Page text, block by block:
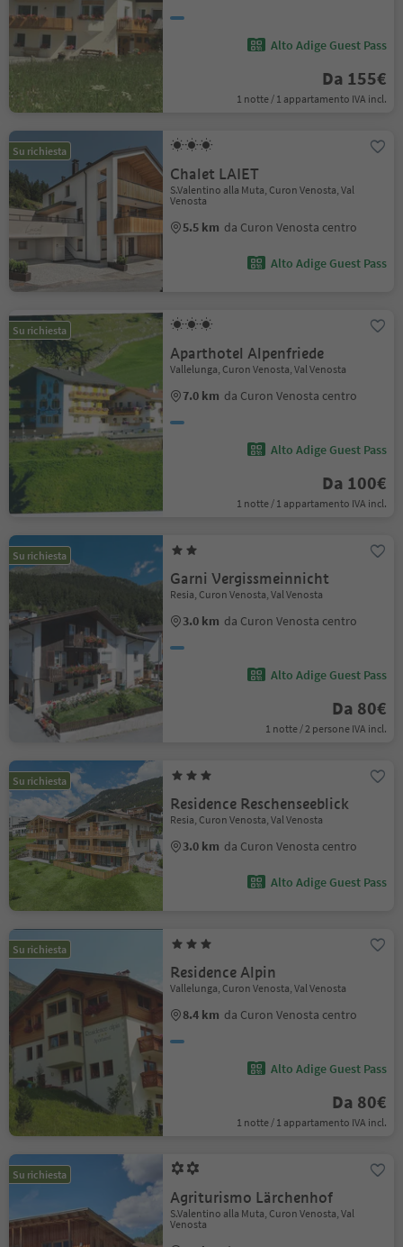
Alto Adige Guest Pass
Da 155€
1 notte / 1 appartamento IVA incl.
Su richiesta
Chalet LAIET
S.Valentino alla Muta, Curon Venosta, Val
Venosta
5.5 km da Curon Venosta centro
Alto Adige Guest Pass
Su richiesta
Aparthotel Alpenfriede
Vallelunga, Curon Venosta, Val Venosta
7.0 km da Curon Venosta centro
Alto Adige Guest Pass
Da 100€
1 notte / 1 appartamento IVA incl.
Su richiesta
Garni Vergissmeinnicht
Resia, Curon Venosta, Val Venosta
3.0 km da Curon Venosta centro
Alto Adige Guest Pass
Da 80€
1 notte / 2 persone IVA incl.
Su richiesta
Residence Reschenseeblick
Resia, Curon Venosta, Val Venosta
3.0 km da Curon Venosta centro
Alto Adige Guest Pass
Su richiesta
Residence Alpin
Vallelunga, Curon Venosta, Val Venosta
8.4 km da Curon Venosta centro
Alto Adige Guest Pass
Da 80€
1 notte / 1 appartamento IVA incl.
Su richiesta
Agriturismo Lärchenhof
S.Valentino alla Muta, Curon Venosta, Val
Venosta